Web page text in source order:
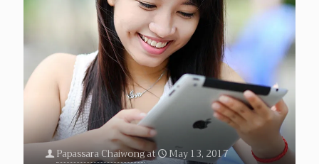
Papassara Chaiwongat
May 13, 2017